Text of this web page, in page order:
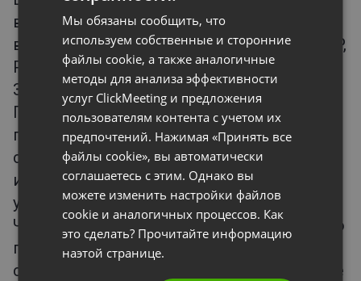
взиматься с участников мероприятия,
выберите желаемую валюту: USD, EUR, GBP,
PLN или RUB.
Затем нажмите «Создать и пригласить».
После того, как вы разошлете
приглашения участникам, они увидят
стоимость участия в своих приглашениях
и получат возможность сразу оплатить
участие в мероприятии.
Чтобы просмотреть детали транзакции по
платному мероприятию, найдите его в
списке на вкладке «Расписание», нажмите
POLISH
RUSSIAN
PORTUGUESE
ITALIAN
Мы обязаны сообщить, что
используем собственные и сторонние
файлы cookie, а также аналогичные
методы для анализа эффективности
услуг ClickMeeting и предложения
пользователям контента с учетом их
предпочтений. Нажимая «Принять все
файлы cookie», вы автоматически
соглашаетесь с этим. Однако вы
можете изменить настройки файлов
cookie и аналогичных процессов. Как
это сделать? Прочитайте информацию
наэтой странице.